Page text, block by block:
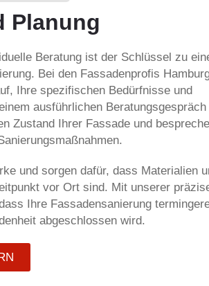
Planung
Beratung ist der Schlüssel zu
Bei den Fassadenprofis
Ihre spezifischen Bedürfnisse und
ausführlichen Beratungsgespräch
Zustand Ihrer Fassade und
und sorgen dafür, dass Materialien
vor Ort sind. Mit unserer
Ihre Fassadensanierung
abgeschlossen wird.